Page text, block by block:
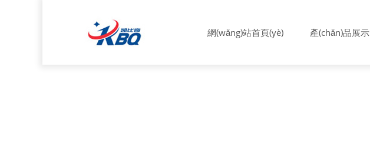
網(wǎng)站首頁(yè) 產(chǎn)品展示